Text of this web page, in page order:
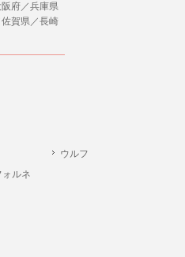
府／兵庫県
賀県／長崎
ウルフ
ルネ